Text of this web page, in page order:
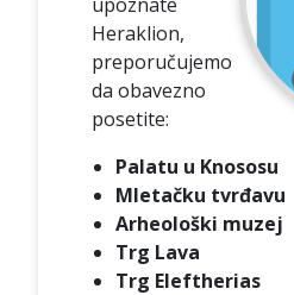
Heraklion,
preporučujemo
da obavezno
posetite:
Palatu u Knososu
Mletačku tvrđavu
Arheološki muzej
Trg Lava
Trg Eleftherias